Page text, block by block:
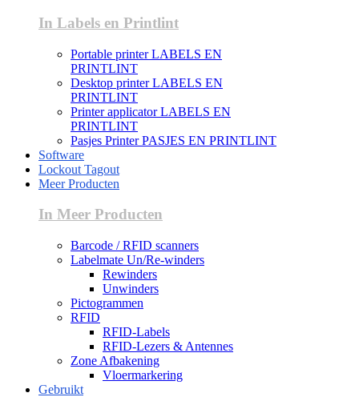
In Labels en Printlint
Portable printer LABELS EN
PRINTLINT
Desktop printer LABELS EN
PRINTLINT
Printer applicator LABELS EN
PRINTLINT
Pasjes Printer PASJES EN PRINTLINT
Software
Lockout Tagout
Meer Producten
In Meer Producten
Barcode / RFID scanners
Labelmate Un/Re-winders
Rewinders
Unwinders
Pictogrammen
RFID
RFID-Labels
RFID-Lezers & Antennes
Zone Afbakening
Vloermarkering
Gebruikt